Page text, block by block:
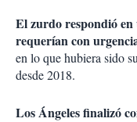
El zurdo respondió en
requerían con
en lo que hubiera sido
desde 2018.
Los Ángeles finalizó